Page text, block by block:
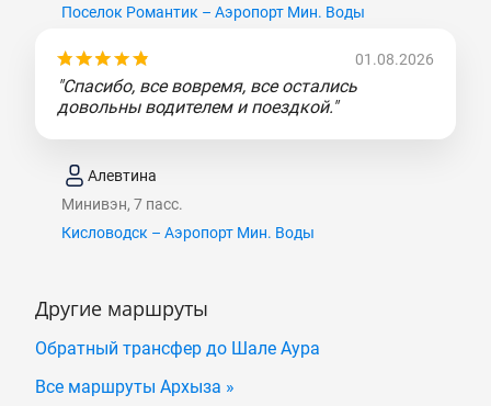
Поселок Романтик – Аэропорт Мин. Воды
01.08.2026
"Спасибо, все вовремя, все остались
довольны водителем и поездкой."
Алевтина
Минивэн, 7 пасс.
Кисловодск – Аэропорт Мин. Воды
Другие маршруты
Обратный трансфер до Шале Аура
Все маршруты Архыза »